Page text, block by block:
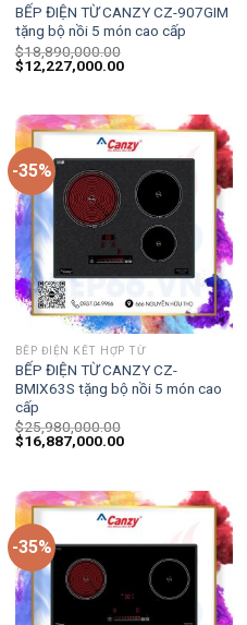
BẾP ĐIỆN TỪ CANZY CZ-907GIM
tặng bộ nồi 5 món cao cấp
$18,890,000.00
$12,227,000.00
-35%
BẾP ĐIỆN KẾT HỢP TỪ
BẾP ĐIỆN TỪ CANZY CZ-
BMIX63S tặng bộ nồi 5 món cao
cấp
$25,980,000.00
$16,887,000.00
-35%